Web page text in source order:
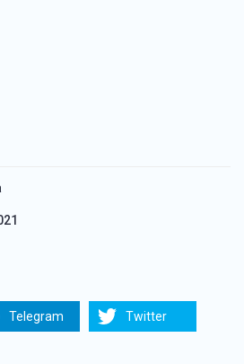
Telegram Twitter